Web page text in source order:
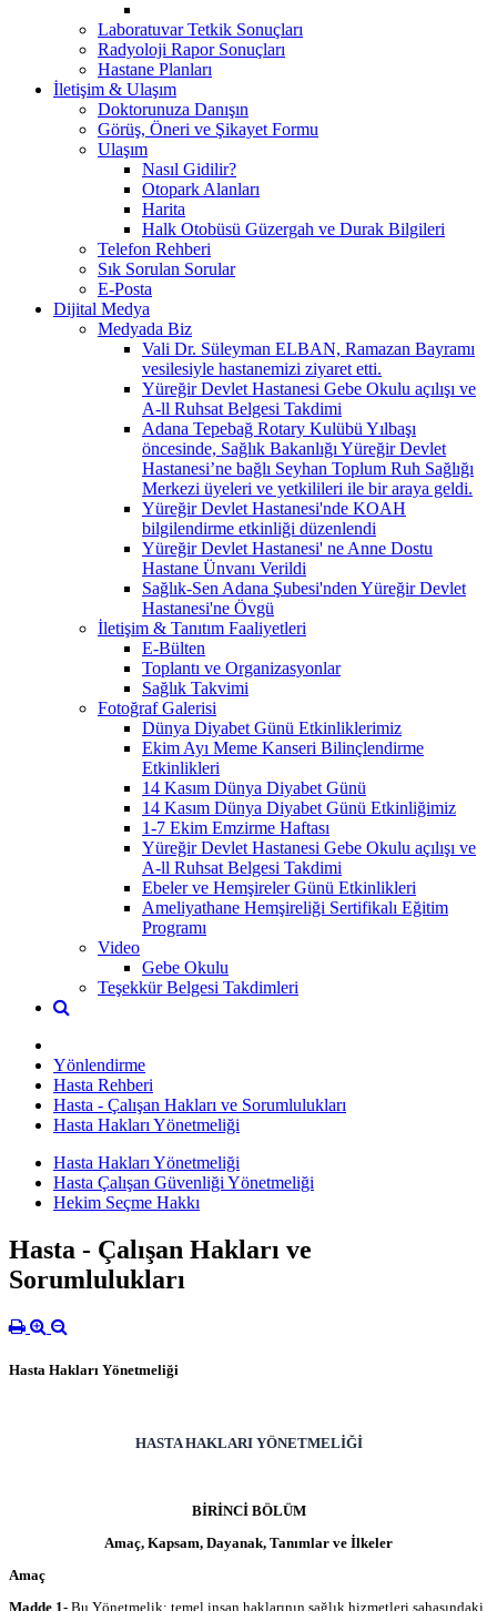
Laboratuvar Tetkik Sonuçları
Radyoloji Rapor Sonuçları
Hastane Planları
İletişim & Ulaşım
Doktorunuza Danışın
Görüş, Öneri ve Şikayet Formu
Ulaşım
Nasıl Gidilir?
Otopark Alanları
Harita
Halk Otobüsü Güzergah ve Durak Bilgileri
Telefon Rehberi
Sık Sorulan Sorular
E-Posta
Dijital Medya
Medyada Biz
Vali Dr. Süleyman ELBAN, Ramazan Bayramı
vesilesiyle hastanemizi ziyaret etti.
Yüreğir Devlet Hastanesi Gebe Okulu açılışı ve
A-ll Ruhsat Belgesi Takdimi
Adana Tepebağ Rotary Kulübü Yılbaşı
öncesinde, Sağlık Bakanlığı Yüreğir Devlet
Hastanesi’ne bağlı Seyhan Toplum Ruh Sağlığı
Merkezi üyeleri ve yetkilileri ile bir araya geldi.
Yüreğir Devlet Hastanesi'nde KOAH
bilgilendirme etkinliği düzenlendi
Yüreğir Devlet Hastanesi' ne Anne Dostu
Hastane Ünvanı Verildi
Sağlık-Sen Adana Şubesi'nden Yüreğir Devlet
Hastanesi'ne Övgü
İletişim & Tanıtım Faaliyetleri
E-Bülten
Toplantı ve Organizasyonlar
Sağlık Takvimi
Fotoğraf Galerisi
Dünya Diyabet Günü Etkinliklerimiz
Ekim Ayı Meme Kanseri Bilinçlendirme
Etkinlikleri
14 Kasım Dünya Diyabet Günü
14 Kasım Dünya Diyabet Günü Etkinliğimiz
1-7 Ekim Emzirme Haftası
Yüreğir Devlet Hastanesi Gebe Okulu açılışı ve
A-ll Ruhsat Belgesi Takdimi
Ebeler ve Hemşireler Günü Etkinlikleri
Ameliyathane Hemşireliği Sertifikalı Eğitim
Programı
Video
Gebe Okulu
Teşekkür Belgesi Takdimleri
Yönlendirme
Hasta Rehberi
Hasta - Çalışan Hakları ve Sorumlulukları
Hasta Hakları Yönetmeliği
Hasta Hakları Yönetmeliği
Hasta Çalışan Güvenliği Yönetmeliği
Hekim Seçme Hakkı
Hasta - Çalışan Hakları ve
Sorumlulukları
Hasta Hakları Yönetmeliği
HASTA HAKLARI YÖNETMELİĞİ
BİRİNCİ BÖLÜM
Amaç, Kapsam, Dayanak, Tanımlar ve İlkeler
Amaç
Madde 1- Bu Yönetmelik; temel insan haklarının sağlık hizmetleri sahasındaki